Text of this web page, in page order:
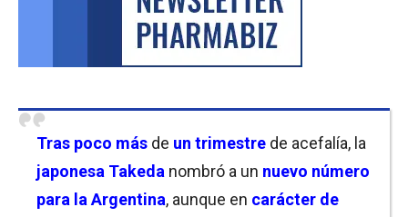
Tras poco más de un trimestre de acefalía, la
japonesa Takeda nombró a un nuevo número
para la Argentina, aunque en carácter de